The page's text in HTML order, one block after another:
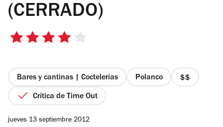
(CERRADO)
4
estrellas
Bares y cantinas | Coctelerías Polanco
precio
Crítica de Time Out
jueves 13 septiembre 2012